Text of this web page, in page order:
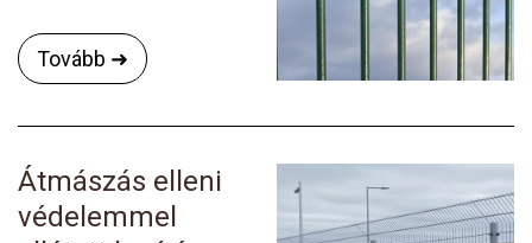
Tovább ➜
Átmászás elleni
védelemmel